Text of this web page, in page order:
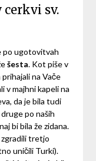
sv.
po ugotovitvah
šesta. Kot piše v
na Vače
v majhni kapeli na
da je bila tudi
po naših
bi bila že zidana.
tretjo
uničili Turki).